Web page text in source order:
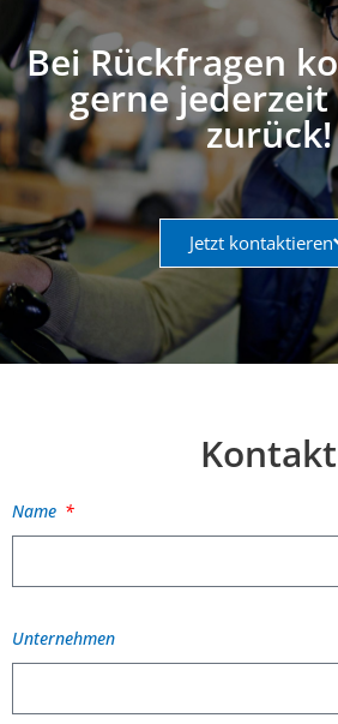
Bei Rückfragen
gerne
zurück!
Jetzt kontaktieren
Kontakt
Name
Unternehmen